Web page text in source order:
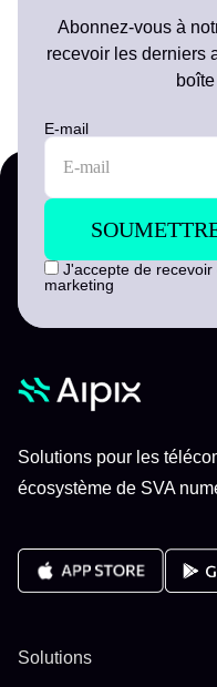
Abonnez-vous à
recevoir les derniers
E-mail
J'accepte de
marketing
Solutions pour les
écosystème de SVA
Solutions